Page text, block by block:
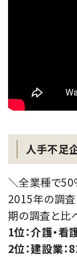
人手不足
＼全業種で50
2015年の調
期の調査と比
1位：介護・看
2位：建設業：